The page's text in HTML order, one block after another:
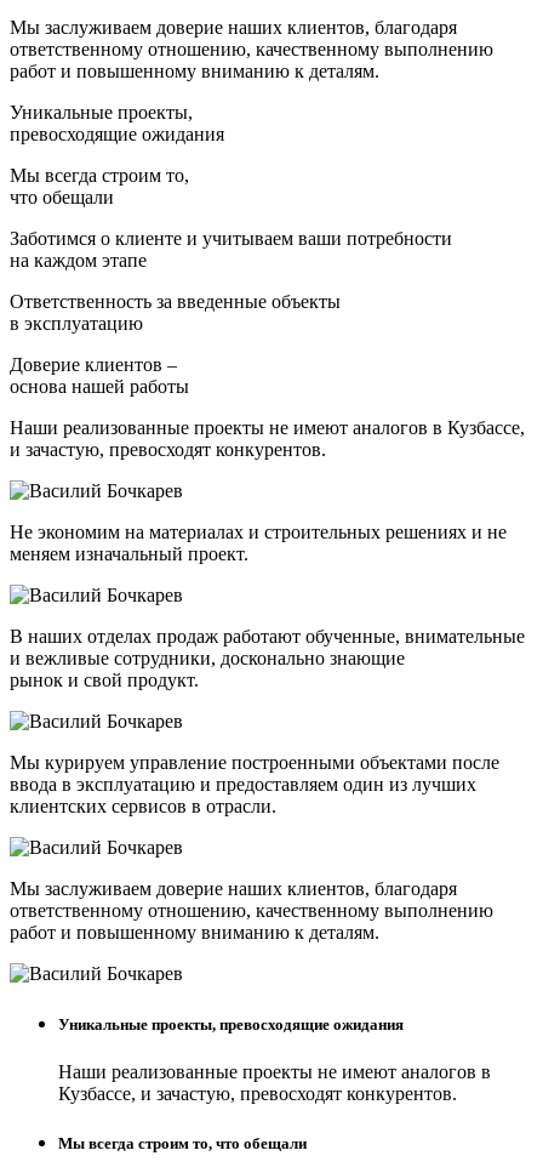
Мы заслуживаем доверие наших клиентов, благодаря
ответственному отношению, качественному выполнению
работ и повышенному вниманию к деталям.
Уникальные проекты,
превосходящие ожидания
Мы всегда строим то,
что обещали
Заботимся о клиенте и учитываем ваши потребности
на каждом этапе
Ответственность за введенные объекты
в эксплуатацию
Доверие клиентов –
основа нашей работы
Наши реализованные проекты не имеют аналогов в Кузбассе,
и зачастую, превосходят конкурентов.
Не экономим на материалах и строительных решениях и не
меняем изначальный проект.
В наших отделах продаж работают обученные, внимательные
и вежливые сотрудники, досконально знающие
рынок и свой продукт.
Мы курируем управление построенными объектами после
ввода в эксплуатацию и предоставляем один из лучших
клиентских сервисов в отрасли.
Мы заслуживаем доверие наших клиентов, благодаря
ответственному отношению, качественному выполнению
работ и повышенному вниманию к деталям.
Уникальные проекты, превосходящие ожидания
Наши реализованные проекты не имеют аналогов в
Кузбассе, и зачастую, превосходят конкурентов.
Мы всегда строим то, что обещали